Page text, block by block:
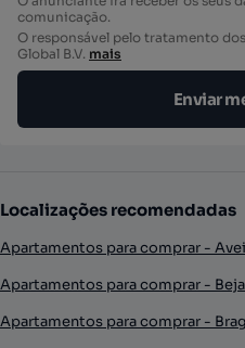
comunicação.
O responsável pelo tratamento
Global B.V. mais
Enviar
Localizações recomendadas
Apartamentos para comprar -
Apartamentos para comprar - Beja
Apartamentos para comprar -